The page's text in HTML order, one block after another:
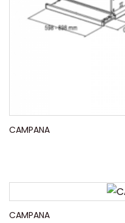
CAMPANA
CAMPANA